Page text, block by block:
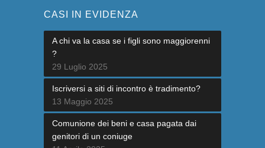
CASI IN EVIDENZA
A chi va la casa se i figli sono maggiorenni
?
29 Luglio 2025
Iscriversi a siti di incontro è tradimento?
13 Maggio 2025
Comunione dei beni e casa pagata dai
genitori di un coniuge